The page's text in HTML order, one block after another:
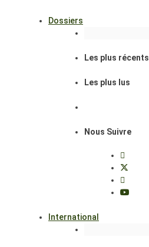
Dossiers
Les plus récents
Les plus lus
Nous Suivre
International